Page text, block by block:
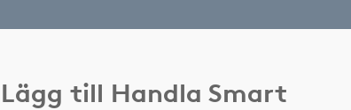
Lägg till Handla Smart